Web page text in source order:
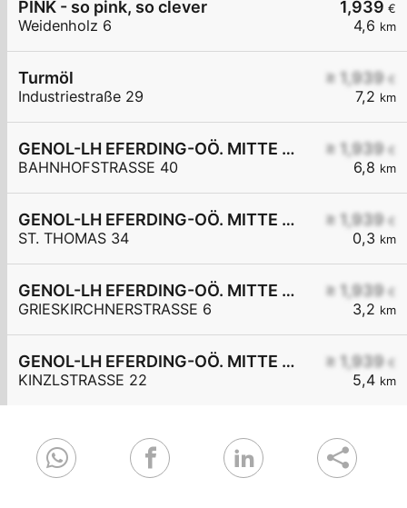
1,939 €
4,6 km
PINK - so pink, so clever
Weidenholz 6
≥ 1,939 €
7,2 km
Turmöl
Industriestraße 29
≥ 1,939 €
6,8 km
GENOL-LH EFERDING-OÖ. MITTE eGen
BAHNHOFSTRASSE 40
≥ 1,939 €
0,3 km
GENOL-LH EFERDING-OÖ. MITTE eGen
ST. THOMAS 34
≥ 1,939 €
3,2 km
GENOL-LH EFERDING-OÖ. MITTE eGen
GRIESKIRCHNERSTRASSE 6
≥ 1,939 €
5,4 km
GENOL-LH EFERDING-OÖ. MITTE eGen
KINZLSTRASSE 22